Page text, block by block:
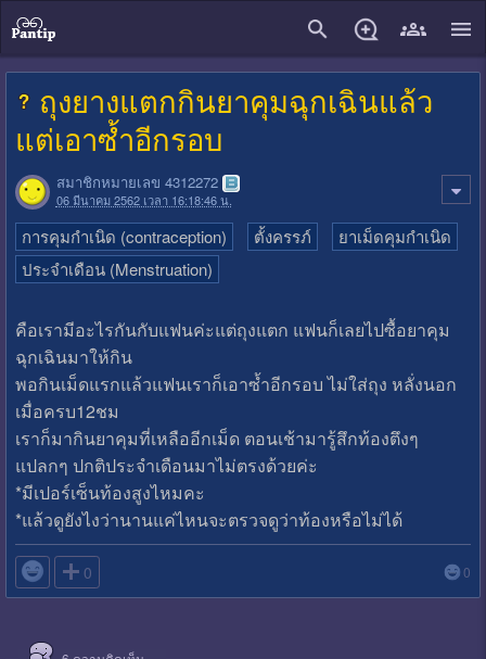
ถุงยางแตกกินยาคุมฉุกเฉินแล้ว
แต่เอาซ้ำอีกรอบ
สมาชิกหมายเลข 4312272
06 มีนาคม 2562 เวลา 16:18:46 น.
การคุมกำเนิด (contraception) ตั้งครรภ์
ยาเม็ดคุมกำเนิด
ประจำเดือน (Menstruation)
คือเรามีอะไรกันกับแฟนค่ะแต่ถุงแตก แฟนก็เลยไปซื้อยาคุม
ฉุกเฉินมาให้กิน
พอกินเม็ดแรกแล้วแฟนเราก็เอาซ้ำอีกรอบ ไม่ใส่ถุง หลั่งนอก
เมื่อครบ12ชม
เราก็มากินยาคุมที่เหลืออีกเม็ด ตอนเช้ามารู้สึกท้องตึงๆ
แปลกๆ ปกติประจำเดือนมาไม่ตรงด้วยค่ะ
*มีเปอร์เซ็นท้องสูงไหมคะ
*แล้วดูยังไงว่านานแค่ไหนจะตรวจดูว่าท้องหรือไม่ได้
 0 0
close